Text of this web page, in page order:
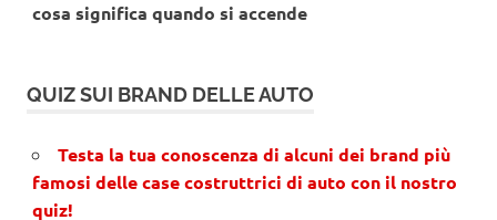
cosa significa quando si accende
QUIZ SUI BRAND DELLE AUTO
Testa la tua conoscenza di alcuni dei brand più
famosi delle case costruttrici di auto con il nostro
quiz!